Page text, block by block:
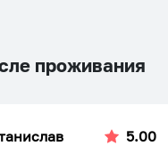
проживания
5.00